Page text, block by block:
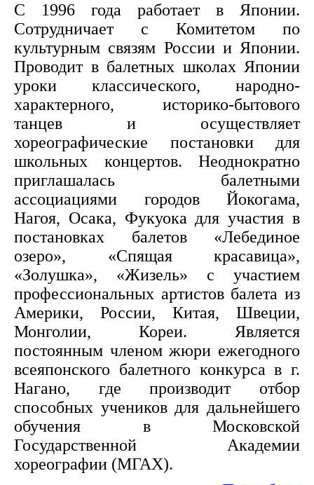
С 1996 года работает в Японии.
Сотрудничает с Комитетом по
культурным связям России и Японии.
Проводит в балетных школах Японии
уроки классического, народно-
характерного, историко-бытового
танцев и осуществляет
хореографические постановки для
школьных концертов. Неоднократно
приглашалась балетными
ассоциациями городов Йокогама,
Нагоя, Осака, Фукуока для участия в
постановках балетов «Лебединое
озеро», «Спящая красавица»,
«Золушка», «Жизель» с участием
профессиональных артистов балета из
Америки, России, Китая, Швеции,
Монголии, Кореи. Является
постоянным членом жюри ежегодного
всеяпонского балетного конкурса в г.
Нагано, где производит отбор
способных учеников для дальнейшего
обучения в Московской
Государственной Академии
хореографии (МГАХ).